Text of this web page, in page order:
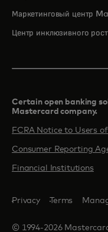
Маркетинговый центр
Центр инклюзивного
Certain open banking
Mastercard company.​
FCRA Notice to Users
Consumer Reporting
Financial Institutions
© 1994-2026
Privacy Terms